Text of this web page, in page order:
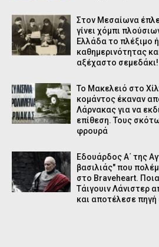
Στον Μεσαίωνα
γίνει χόμπι
Ελλάδα το πλέξιμο
καθημερινότητας
αξέχαστο σεμεδάκι!
Το Μακελειό στο
κομάντος έκαναν
Λάρνακας για να
επίθεση. Τους
φρουρά
Εδουάρδος Α΄ της
βασιλιάς" που
στο Braveheart.
Τάιγουιν Λάνιστερ
και αποτέλεσε πηγή